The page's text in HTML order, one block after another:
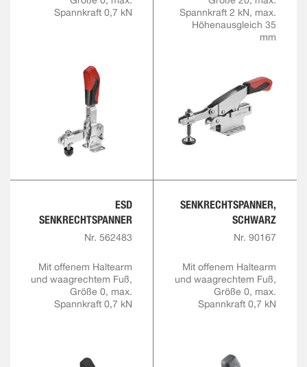
Spannkraft 0,7 kN
Spannkraft 2 kN, max.
Höhenausgleich 35
mm
ESD
SENKRECHTSPANNER
Nr. 562483
Mit offenem Haltearm
und waagrechtem Fuß,
Größe 0, max.
Spannkraft 0,7 kN
SENKRECHTSPANNER,
SCHWARZ
Nr. 90167
Mit offenem Haltearm
und waagrechtem Fuß,
Größe 0, max.
Spannkraft 0,7 kN